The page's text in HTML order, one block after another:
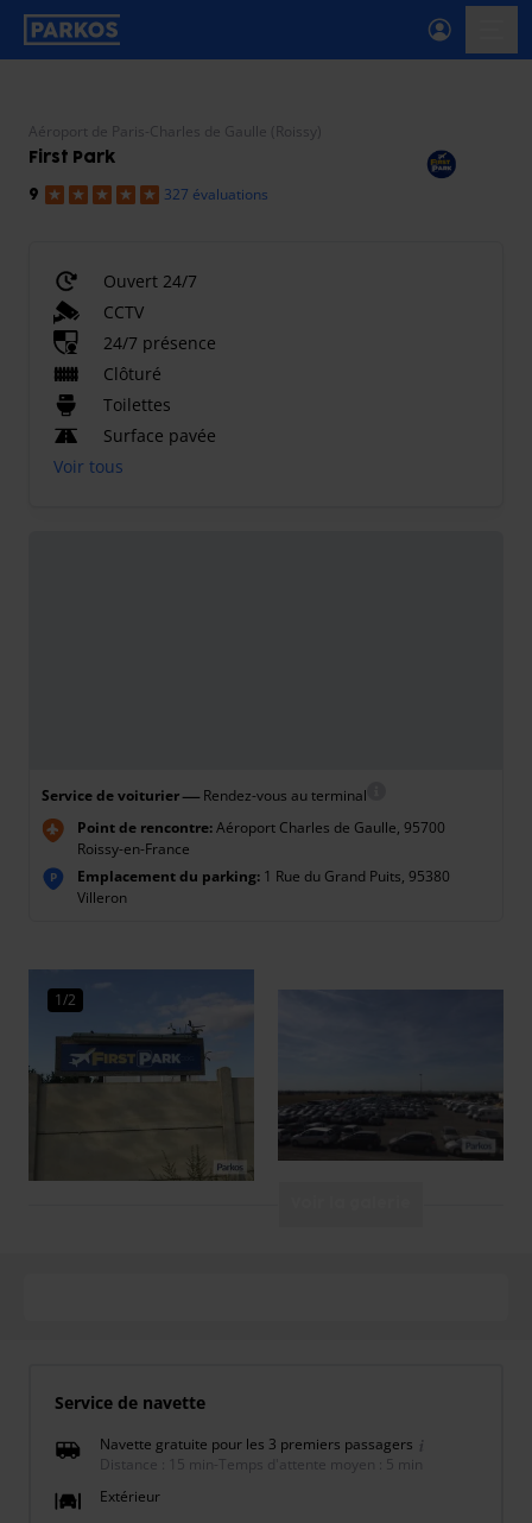
étiquette-de-navigation-principale
Aéroport de Paris-Charles de Gaulle (Roissy)
First Park
9 327 évaluations
Ouvert 24/7
CCTV
24/7 présence
Clôturé
Toilettes
Surface pavée
Voir tous
Service de voiturier— Rendez-vous au terminal
Point de rencontre:Aéroport Charles de Gaulle, 95700
Roissy-en-France
P Emplacement du parking: 1 Rue du Grand Puits, 95380
Villeron
1/2
Service de navette
Navette gratuite pour les 3 premiers passagers
Distance : 15 min
Temps d'attente moyen : 5 min
Extérieur